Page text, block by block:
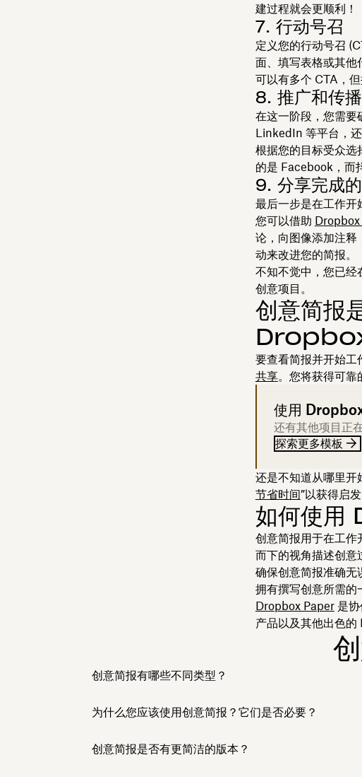
建过程就会更顺利！
7. 行动号召
定义您的行动号召
面、填写表格或其他
可以有多个 CTA，
8. 推广和传
在这一阶段，您需
LinkedIn 等平台，还
根据您的目标受众选
的是 Facebook，而
9. 分享完成
最后一步是在工作开
您可以借助
论，向图像添加注释
动来改进您的简报。
不知不觉中，您已经
创意项目。
创意简报
要查看简报并开始
共享。您将获得可靠
使用
还有其他项目正
探索更多模板
还是不知道从哪里开
节省时间”以获得启发
如何使用
创意简报用于在工作
而下的视角描述创意
确保创意简报准确无
拥有撰写创意所需的
Dropbox Paper是协
产品以及其他出色的
创意简报有哪些不同类型？
为什么您应该使用创意简报？它们是否必要？
创意简报是否有更简洁的版本？